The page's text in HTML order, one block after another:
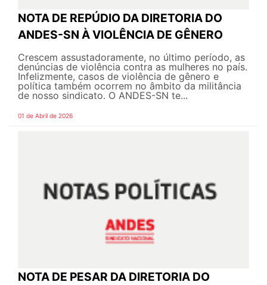
NOTA DE REPÚDIO DA DIRETORIA DO
ANDES-SN À VIOLÊNCIA DE GÊNERO
Crescem assustadoramente, no último período, as
denúncias de violência contra as mulheres no país.
Infelizmente, casos de violência de gênero e
política também ocorrem no âmbito da militância
de nosso sindicato. O ANDES-SN te...
01 de Abril de 2026
NOTA DE PESAR DA DIRETORIA DO